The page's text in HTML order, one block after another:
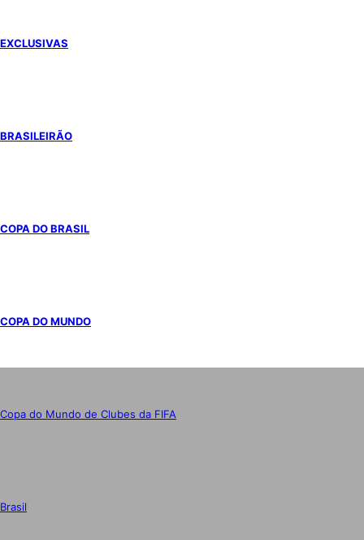
EXCLUSIVAS
BRASILEIRÃO
COPA DO BRASIL
COPA DO MUNDO
Copa do Mundo de Clubes da FIFA
Brasil